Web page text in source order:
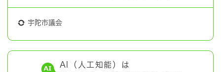
宇陀市議会
AI（人工知能）は